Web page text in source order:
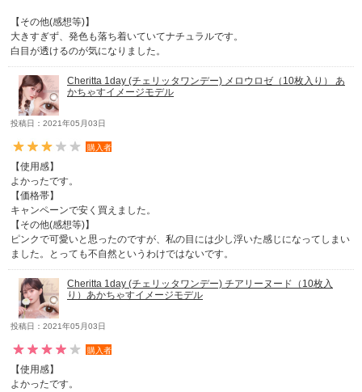
【その他(感想等)】
大きすぎず、発色も落ち着いていてナチュラルです。
白目が透けるのが気になりました。
Cheritta 1day (チェリッタワンデー) メロウロゼ（10枚入り） あ
かちゃすイメージモデル
投稿日：2021年05月03日
購入者
【使用感】
よかったです。
【価格帯】
キャンペーンで安く買えました。
【その他(感想等)】
ピンクで可愛いと思ったのですが、私の目には少し浮いた感じになってしまい
ました。とっても不自然というわけではないです。
Cheritta 1day (チェリッタワンデー) チアリーヌード（10枚入
り）あかちゃすイメージモデル
投稿日：2021年05月03日
購入者
【使用感】
よかったです。